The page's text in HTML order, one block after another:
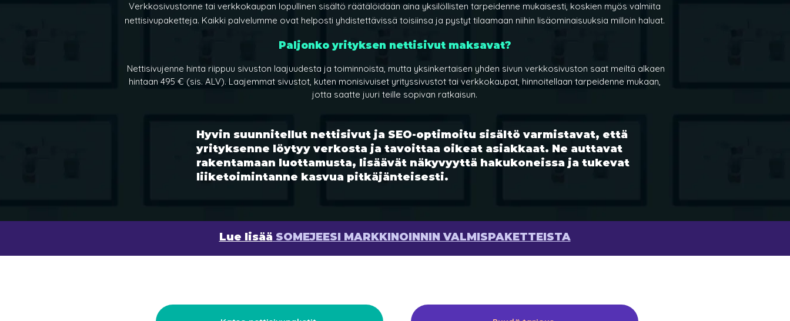
Verkkosivustonne tai verkkokaupan lopullinen sisältö räätälöidään aina yksilöllisten tarpeidenne mukaisesti, koskien myös valmiita
nettisivupaketteja. Kaikki palvelumme ovat helposti yhdistettävissä toisiinsa ja pystyt tilaamaan niihin lisäominaisuuksia milloin haluat.
Paljonko yrityksen nettisivut maksavat?​
Nettisivujenne hinta riippuu sivuston laajuudesta ja toiminnoista, mutta yksinkertaisen yhden sivun verkkosivuston saat meiltä alkaen
hintaan 495 € (sis. ALV). Laajemmat sivustot, kuten monisivuiset yrityssivustot tai verkkokaupat, hinnoitellaan tarpeidenne mukaan,
jotta saatte juuri teille sopivan ratkaisun.
Hyvin suunnitellut nettisivut ja SEO-optimoitu sisältö varmistavat, että
yrityksenne löytyy verkosta ja tavoittaa oikeat asiakkaat. Ne auttavat
rakentamaan luottamusta, lisäävät näkyvyyttä hakukoneissa ja tukevat
liiketoimintanne kasvua pitkäjänteisesti.
Lue lisääSOMEJEESI MARKKINOINNIN VALMISPAKETTEISTA